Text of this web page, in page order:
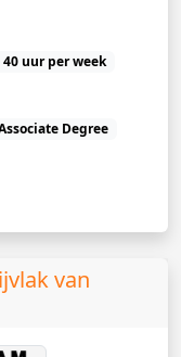
40 uur per week
Degree
van